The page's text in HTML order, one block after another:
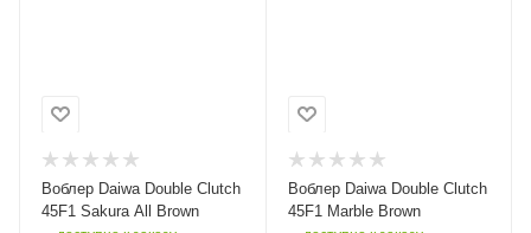
Длина приманки, мм
Вес приманки, гр
1.6
Воблер Daiwa Double Clutch
45F1 Sakura All Brown
Длина приманки, мм
Вес приманки, гр
1.6
Воблер Daiwa Double Clutch
45F1 Marble Brown